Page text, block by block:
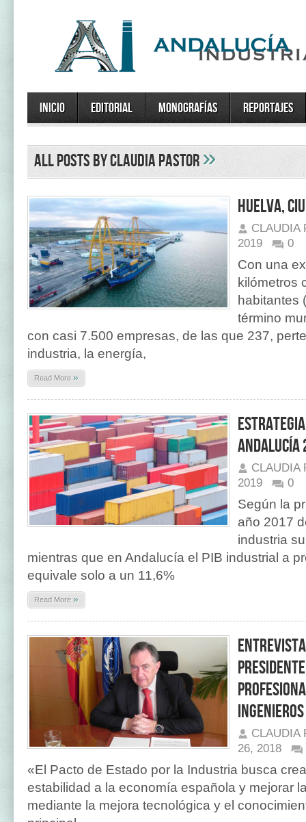
Inicio Editorial Monografías Reportajes
All posts by Claudia Pastor»
Huelva,
CLAUDIA
2019
0
Con una
kilómetros
habitantes
término
con casi 7.500 empresas, de las que 237,
industria, la energía,
Read More »
Andalucía
CLAUDIA
2019
0
Según la
año 2017
industria
mientras que en Andalucía el PIB industrial a
equivale solo a un 11,6%
Read More »
Entrevista
Ingenieros
CLAUDIA
26, 2018
«El Pacto de Estado por la Industria busca
estabilidad a la economía española y mejorar
mediante la mejora tecnológica y el